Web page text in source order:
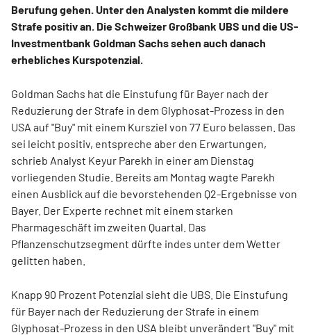
Berufung gehen. Unter den Analysten kommt die mildere
Strafe positiv an. Die Schweizer Großbank UBS und die US-
Investmentbank Goldman Sachs sehen auch danach
erhebliches Kurspotenzial.
Goldman Sachs hat die Einstufung für Bayer nach der
Reduzierung der Strafe in dem Glyphosat-Prozess in den
USA auf "Buy" mit einem Kursziel von 77 Euro belassen. Das
sei leicht positiv, entspreche aber den Erwartungen,
schrieb Analyst Keyur Parekh in einer am Dienstag
vorliegenden Studie. Bereits am Montag wagte Parekh
einen Ausblick auf die bevorstehenden Q2-Ergebnisse von
Bayer. Der Experte rechnet mit einem starken
Pharmageschäft im zweiten Quartal. Das
Pflanzenschutzsegment dürfte indes unter dem Wetter
gelitten haben.
Knapp 90 Prozent Potenzial sieht die UBS. Die Einstufung
für Bayer nach der Reduzierung der Strafe in einem
Glyphosat-Prozess in den USA bleibt unverändert "Buy" mit